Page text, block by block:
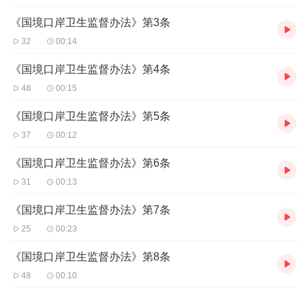
《国境口岸卫生监督办法》第3条
32 00:14
《国境口岸卫生监督办法》第4条
48 00:15
《国境口岸卫生监督办法》第5条
37 00:12
《国境口岸卫生监督办法》第6条
31 00:13
《国境口岸卫生监督办法》第7条
25 00:23
《国境口岸卫生监督办法》第8条
48 00:10